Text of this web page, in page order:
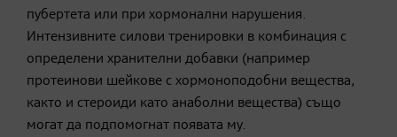
пубертета или при хормонални нарушения.
Интензивните силови тренировки в комбинация с
определени хранителни добавки (например
протеинови шейкове с хормоноподобни вещества,
както и стероиди като анаболни вещества) също
могат да подпомогнат появата му.